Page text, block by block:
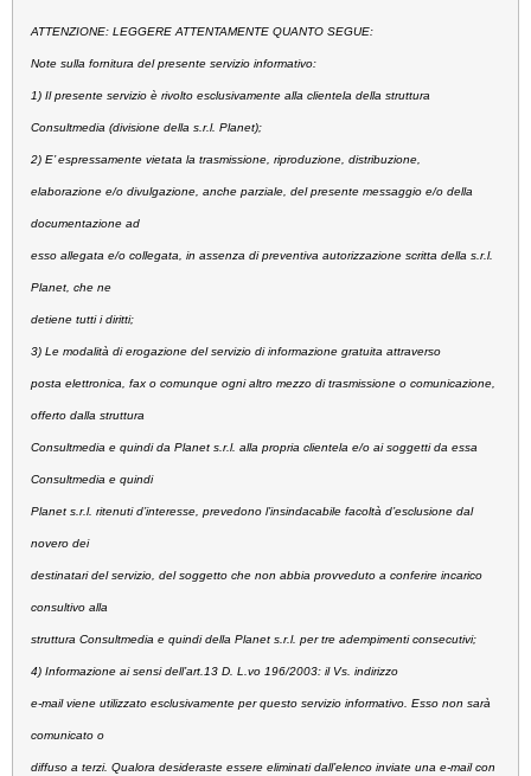
ATTENZIONE: LEGGERE ATTENTAMENTE QUANTO SEGUE:
Note sulla fornitura del presente servizio informativo:
1) Il presente servizio è rivolto esclusivamente alla clientela della struttura
Consultmedia (divisione della s.r.l. Planet);
2) E’ espressamente vietata la trasmissione, riproduzione, distribuzione,
elaborazione e/o divulgazione, anche parziale, del presente messaggio e/o della
documentazione ad
esso allegata e/o collegata, in assenza di preventiva autorizzazione scritta della s.r.l.
Planet, che ne
detiene tutti i diritti;
3) Le modalità di erogazione del servizio di informazione gratuita attraverso
posta elettronica, fax o comunque ogni altro mezzo di trasmissione o comunicazione,
offerto dalla struttura
Consultmedia e quindi da Planet s.r.l. alla propria clientela e/o ai soggetti da essa
Consultmedia e quindi
Planet s.r.l. ritenuti d’interesse, prevedono l’insindacabile facoltà d’esclusione dal
novero dei
destinatari del servizio, del soggetto che non abbia provveduto a conferire incarico
consultivo alla
struttura Consultmedia e quindi della Planet s.r.l. per tre adempimenti consecutivi;
4) Informazione ai sensi dell’art.13 D. L.vo 196/2003: il Vs. indirizzo
e-mail viene utilizzato esclusivamente per questo servizio informativo. Esso non sarà
comunicato o
diffuso a terzi. Qualora desideraste essere eliminati dall’elenco inviate una e-mail con